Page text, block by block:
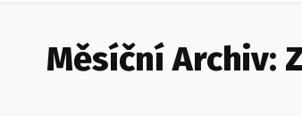
Měsíční Archiv: